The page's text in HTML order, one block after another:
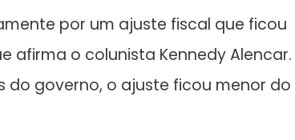
por um ajuste fiscal que ficou
afirma o colunista Kennedy Alencar.
do governo, o ajuste ficou menor do